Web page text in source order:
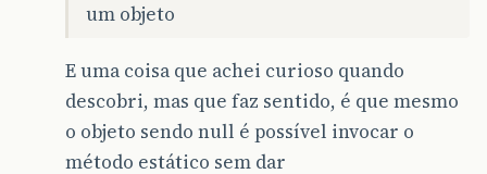
um objeto
E uma coisa que achei curioso quando
descobri, mas que faz sentido, é que mesmo
o objeto sendo null é possível invocar o
método estático sem dar